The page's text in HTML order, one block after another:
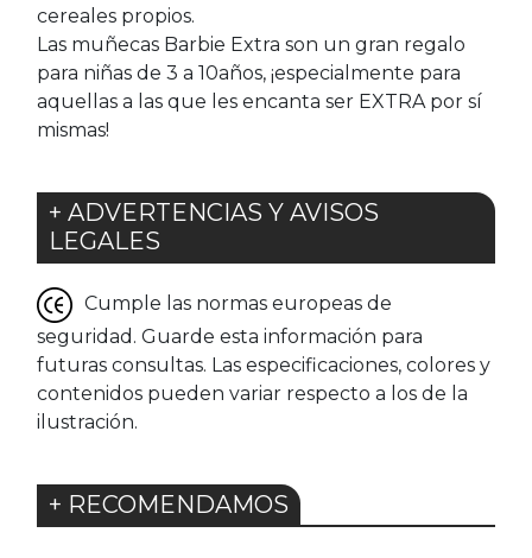
cereales propios.
Las muñecas Barbie Extra son un gran regalo
para niñas de 3 a 10años, ¡especialmente para
aquellas a las que les encanta ser EXTRA por sí
mismas!
+ ADVERTENCIAS Y AVISOS
LEGALES
Cumple las normas europeas de
seguridad. Guarde esta información para
futuras consultas. Las especificaciones, colores y
contenidos pueden variar respecto a los de la
ilustración.
+ RECOMENDAMOS